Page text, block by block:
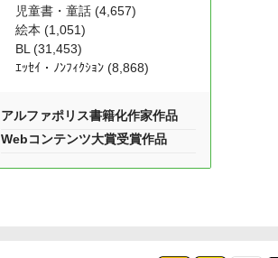
児童書・童話 (4,657)
絵本 (1,051)
BL (31,453)
ｴｯｾｲ・ﾉﾝﾌｨｸｼｮﾝ (8,868)
アルファポリス書籍化作家作品
Webコンテンツ大賞受賞作品